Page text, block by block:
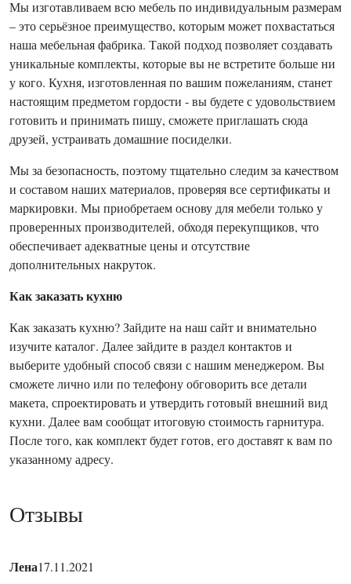
Мы изготавливаем всю мебель по индивидуальным размерам
– это серьёзное преимущество, которым может похвастаться
наша мебельная фабрика. Такой подход позволяет создавать
уникальные комплекты, которые вы не встретите больше ни
у кого. Кухня, изготовленная по вашим пожеланиям, станет
настоящим предметом гордости - вы будете с удовольствием
готовить и принимать пишу, сможете приглашать сюда
друзей, устраивать домашние посиделки.
Мы за безопасность, поэтому тщательно следим за качеством
и составом наших материалов, проверяя все сертификаты и
маркировки. Мы приобретаем основу для мебели только у
проверенных производителей, обходя перекупщиков, что
обеспечивает адекватные цены и отсутствие
дополнительных накруток.
Как заказать кухню
Как заказать кухню? Зайдите на наш сайт и внимательно
изучите каталог. Далее зайдите в раздел контактов и
выберите удобный способ связи с нашим менеджером. Вы
сможете лично или по телефону обговорить все детали
макета, спроектировать и утвердить готовый внешний вид
кухни. Далее вам сообщат итоговую стоимость гарнитура.
После того, как комплект будет готов, его доставят к вам по
указанному адресу.
Отзывы
Лена17.11.2021